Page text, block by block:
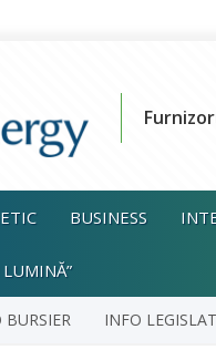
BUSINESS
BURSIER INFO